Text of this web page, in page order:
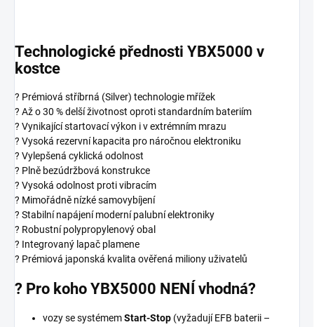
Technologické přednosti YBX5000 v
kostce
? Prémiová stříbrná (Silver) technologie mřížek
? Až o 30 % delší životnost oproti standardním bateriím
? Vynikající startovací výkon i v extrémním mrazu
? Vysoká rezervní kapacita pro náročnou elektroniku
? Vylepšená cyklická odolnost
? Plně bezúdržbová konstrukce
? Vysoká odolnost proti vibracím
? Mimořádně nízké samovybíjení
? Stabilní napájení moderní palubní elektroniky
? Robustní polypropylenový obal
? Integrovaný lapač plamene
? Prémiová japonská kvalita ověřená miliony uživatelů
? Pro koho YBX5000 NENÍ vhodná?
vozy se systémemStart-Stop (vyžadují EFB baterii –